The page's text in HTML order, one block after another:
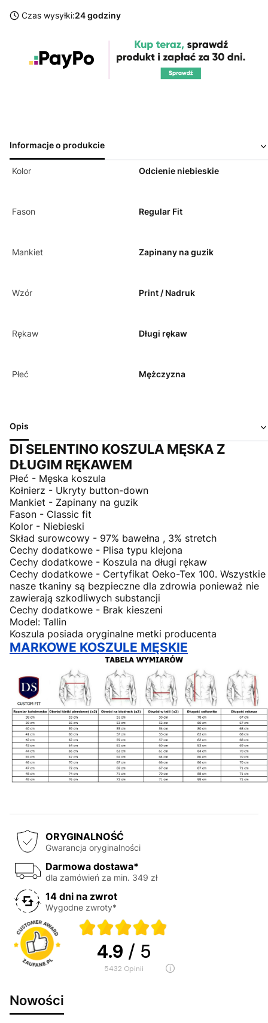
Czas wysyłki:24 godziny
Informacje o produkcie
Kolor Odcienie niebieskie
Fason Regular Fit
Mankiet Zapinany na guzik
Wzór Print / Nadruk
Rękaw Długi rękaw
Płeć Mężczyzna
Opis
DI SELENTINO KOSZULA MĘSKA Z
DŁUGIM RĘKAWEM
Płeć - Męska koszula
Kołnierz - Ukryty button-down
Mankiet - Zapinany na guzik
Fason - Classic fit
Kolor - Niebieski
Skład surowcowy - 97% bawełna , 3% stretch
Cechy dodatkowe - Plisa typu klejona
Cechy dodatkowe - Koszula na długi rękaw
Cechy dodatkowe - Certyfikat Oeko-Tex 100. Wszystkie
nasze tkaniny są bezpieczne dla zdrowia ponieważ nie
zawierają szkodliwych substancji
Cechy dodatkowe - Brak kieszeni
Model: Tallin
Koszula posiada oryginalne metki producenta
MARKOWE KOSZULE MĘSKIE
ORYGINALNOŚĆ
Gwarancja oryginalności
Darmowa dostawa*
dla zamówień za min. 349 zł
14 dni na zwrot
Wygodne zwroty*
4.9 / 5
5432 opinii
Nowości